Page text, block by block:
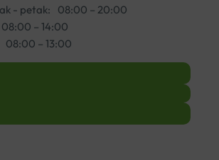
- petak:
08:00 – 20:00
08:00 – 14:00
08:00 – 13:00